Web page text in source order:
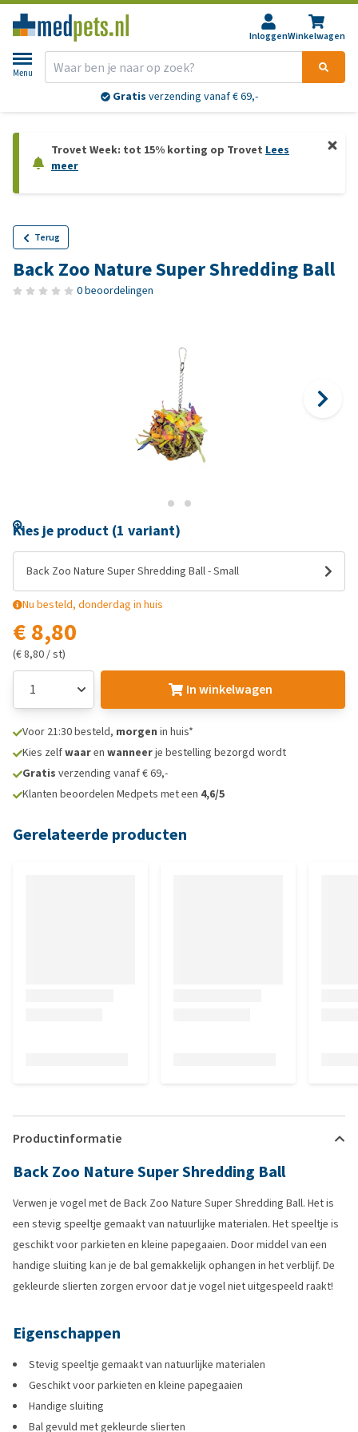
InloggenWinkelwagen
Menu
Gratis verzending vanaf € 69,-
Trovet Week: tot 15% korting op Trovet Lees
meer
Terug
Back Zoo Nature Super Shredding Ball
0 beoordelingen
Kies je product (1 variant)
Back Zoo Nature Super Shredding Ball - Small
Nu besteld, donderdag in huis
€ 8,80
(€ 8,80 / st)
In winkelwagen
Voor 21:30 besteld, morgen in huis*
Kies zelfwaaren wanneerje bestelling bezorgd wordt
Gratis verzending vanaf € 69,-
Klanten beoordelen Medpets met een 4,6/5
Gerelateerde producten
Productinformatie
Back Zoo Nature Super Shredding Ball
Verwen je vogel met de Back Zoo Nature Super Shredding Ball. Het is
een stevig speeltje gemaakt van natuurlijke materialen. Het speeltje is
geschikt voor parkieten en kleine papegaaien. Door middel van een
handige sluiting kan je de bal gemakkelijk ophangen in het verblijf. De
gekleurde slierten zorgen ervoor dat je vogel niet uitgespeeld raakt!
Eigenschappen
Stevig speeltje gemaakt van natuurlijke materialen
Geschikt voor parkieten en kleine papegaaien
Handige sluiting
Bal gevuld met gekleurde slierten